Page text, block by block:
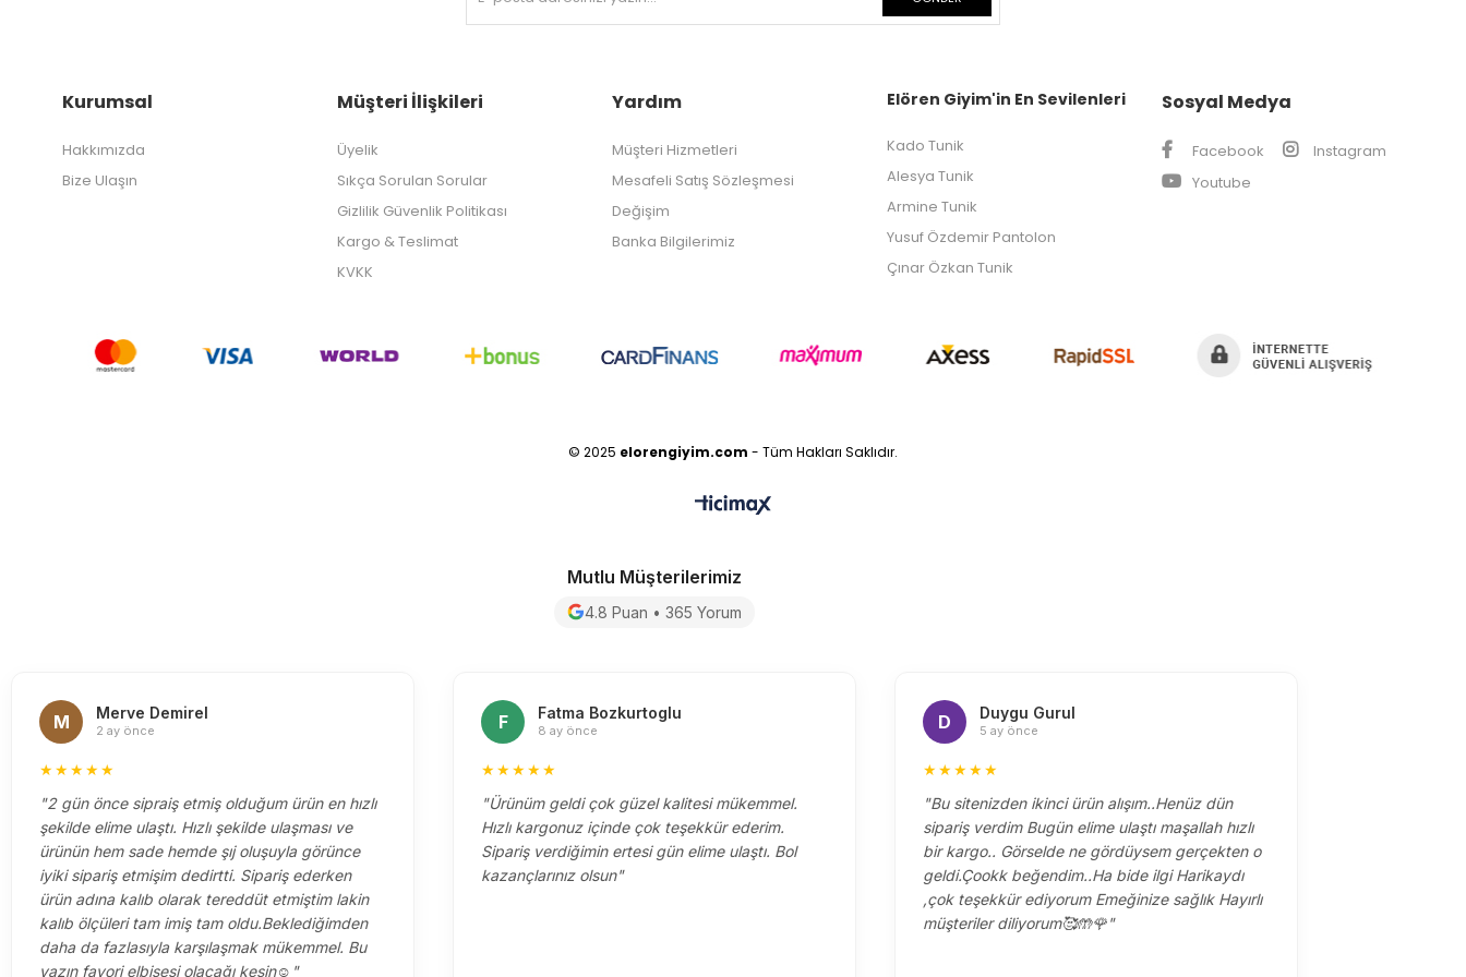
Kurumsal
Hakkımızda
Bize Ulaşın
Müşteri İlişkileri
Üyelik
Sıkça Sorulan Sorular
Gizlilik Güvenlik Politikası
Kargo & Teslimat
KVKK
Yardım
Müşteri Hizmetleri
Mesafeli Satış Sözleşmesi
Değişim
Banka Bilgilerimiz
Elören Giyim'in En Sevilenleri
Kado Tunik
Alesya Tunik
Armine Tunik
Yusuf Özdemir Pantolon
Çınar Özkan Tunik
Sosyal Medya
Facebook
Instagram
Youtube
© 2025 elorengiyim.com - Tüm Hakları Saklıdır.
Mutlu Müşterilerimiz
4.8 Puan • 365 Yorum
M Merve Demirel
2 ay önce
★★★★★
"2 gün önce sipraiş etmiş olduğum ürün en hızlı
şekilde elime ulaştı. Hızlı şekilde ulaşması ve
ürünün hem sade hemde şıj oluşuyla görünce
iyiki sipariş etmişim dedirtti. Sipariş ederken
ürün adına kalıb olarak tereddüt etmiştim lakin
kalıb ölçüleri tam imiş tam oldu.Beklediğimden
daha da fazlasıyla karşılaşmak mükemmel. Bu
yazın favori elbisesi olacağı kesin☺️"
F Fatma Bozkurtoglu
8 ay önce
★★★★★
"Ürünüm geldi çok güzel kalitesi mükemmel.
Hızlı kargonuz içinde çok teşekkür ederim.
Sipariş verdiğimin ertesi gün elime ulaştı. Bol
kazançlarınız olsun"
D Duygu Gurul
5 ay önce
★★★★★
"Bu sitenizden ikinci ürün alışım..Henüz dün
sipariş verdim Bugün elime ulaştı maşallah hızlı
bir kargo.. Görselde ne gördüysem gerçekten o
geldi.Çookk beğendim..Ha bide ilgi Harikaydı
,çok teşekkür ediyorum Emeğinize sağlık Hayırlı
müşteriler diliyorum🥰🤲🌹"